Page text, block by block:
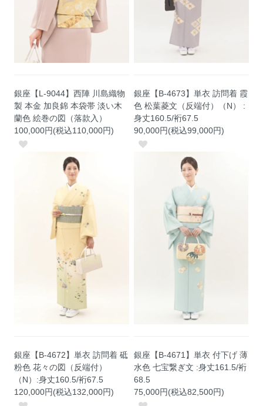
銀座【L-9044】西陣 川島織物
製 本金 加良錦 本袋帯 淡い木
蘭色 絵巻の図（落款入）
100,000円(税込110,000円)
銀座【B-4673】単衣 訪問着 霞
色 松葉菱文（反端付）（N） :
身丈160.5/裄67.5
90,000円(税込99,000円)
銀座【B-4672】単衣 訪問着 砥
粉色 花々の図（反端付）
（N）:身丈160.5/裄67.5
120,000円(税込132,000円)
銀座【B-4671】単衣 付下げ 薄
水色 七宝繋ぎ文 :身丈161.5/裄
68.5
75,000円(税込82,500円)